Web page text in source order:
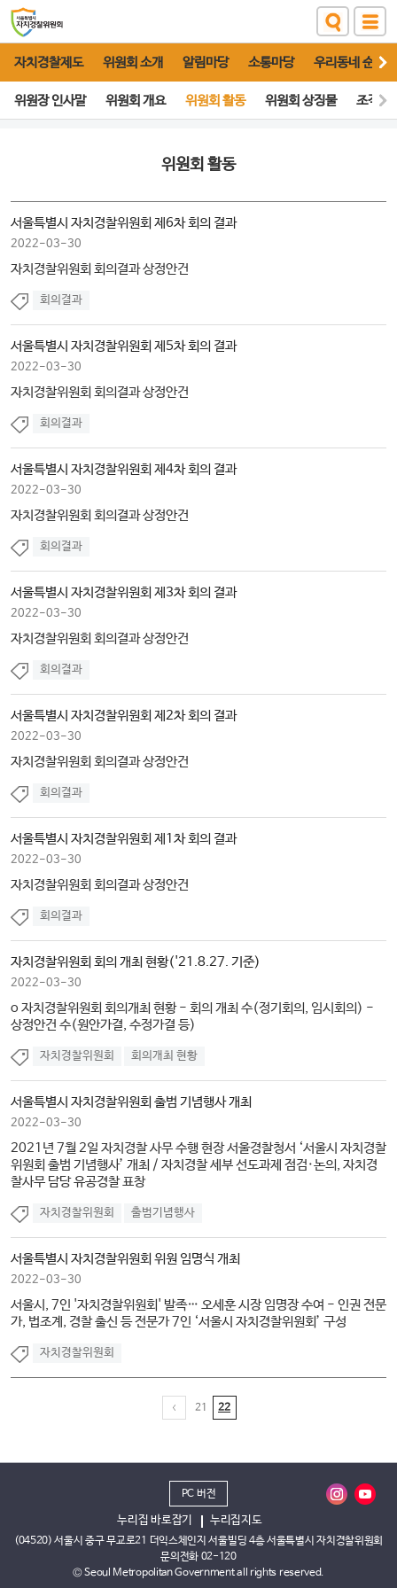
자치경찰제도 위원회 소개 알림마당 소통마당 우리동네 순찰대
위원장 인사말 위원회 개요 위원회 활동 위원회 상징물 조직도
위원회 활동
서울특별시 자치경찰위원회 제6차 회의 결과
2022-03-30
자치경찰위원회 회의결과 상정안건
회의결과
서울특별시 자치경찰위원회 제5차 회의 결과
2022-03-30
자치경찰위원회 회의결과 상정안건
회의결과
서울특별시 자치경찰위원회 제4차 회의 결과
2022-03-30
자치경찰위원회 회의결과 상정안건
회의결과
서울특별시 자치경찰위원회 제3차 회의 결과
2022-03-30
자치경찰위원회 회의결과 상정안건
회의결과
서울특별시 자치경찰위원회 제2차 회의 결과
2022-03-30
자치경찰위원회 회의결과 상정안건
회의결과
서울특별시 자치경찰위원회 제1차 회의 결과
2022-03-30
자치경찰위원회 회의결과 상정안건
회의결과
자치경찰위원회 회의 개최 현황('21.8.27. 기준)
2022-03-30
o 자치경찰위원회 회의개최 현황 - 회의 개최 수(정기회의, 임시회의) -
상정안건 수(원안가결, 수정가결 등)
자치경찰위원회 회의개최 현황
서울특별시 자치경찰위원회 출범 기념행사 개최
2022-03-30
2021년 7월 2일 자치경찰 사무 수행 현장 서울경찰청서 ‘서울시 자치경찰
위원회 출범 기념행사’ 개최 / 자치경찰 세부 선도과제 점검·논의, 자치경
찰사무 담당 유공경찰 표창
자치경찰위원회 출범기념행사
서울특별시 자치경찰위원회 위원 임명식 개최
2022-03-30
서울시, 7인 '자치경찰위원회' 발족… 오세훈 시장 임명장 수여 - 인권 전문
가, 법조계, 경찰 출신 등 전문가 7인 ‘서울시 자치경찰위원회’ 구성
자치경찰위원회
21 22
PC 버전
누리집 바로잡기 누리집지도
(04520) 서울시 중구 무교로21 더익스체인지 서울빌딩 4층 서울특별시 자치경찰위원회
문의전화 02-120
© Seoul Metropolitan Government all rights reserved.